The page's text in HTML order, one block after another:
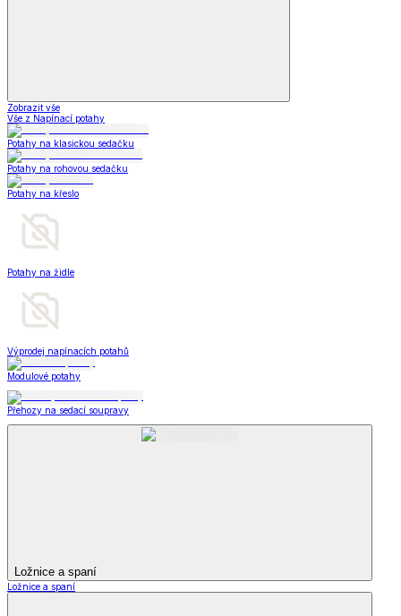
Zobrazit vše
Vše z Napínací potahy
Potahy na klasickou sedačku
Potahy na rohovou sedačku
Potahy na křeslo
Potahy na židle
Výprodej napínacích potahů
Modulové potahy
Přehozy na sedací soupravy
Ložnice a spaní
Ložnice a spaní